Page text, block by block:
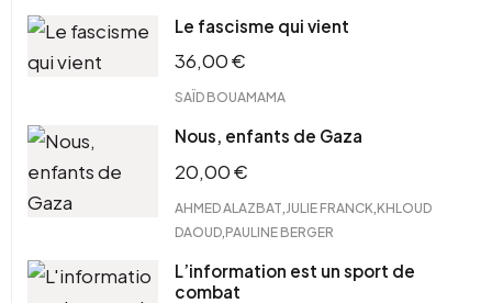
Le fascisme qui vient
36,00€
SAÏD BOUAMAMA
Nous, enfants de Gaza
20,00€
AHMED ALAZBAT JULIE FRANCK KHLOUD
DAOUD PAULINE BERGER
L’information est un sport de
combat